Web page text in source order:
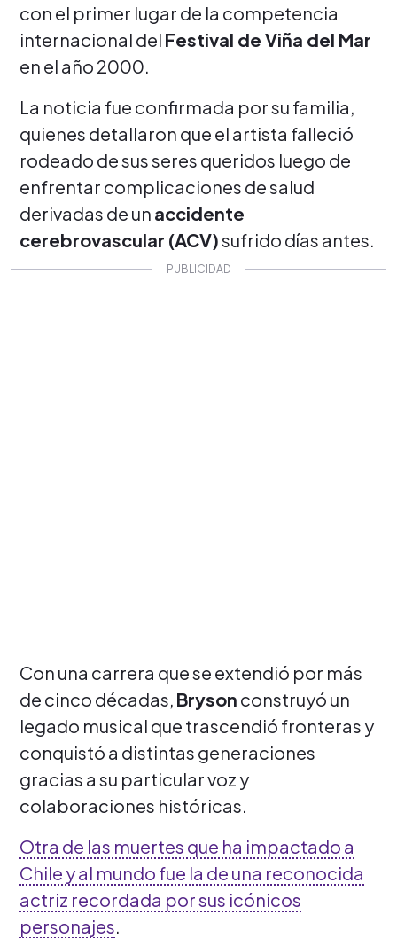
con el primer lugar de la competencia
internacional del Festival de Viña del Mar
en el año 2000.
La noticia fue confirmada por su familia,
quienes detallaron que el artista falleció
rodeado de sus seres queridos luego de
enfrentar complicaciones de salud
derivadas de un accidente
cerebrovascular (ACV)sufrido días antes.
Con una carrera que se extendió por más
de cinco décadas, Bryson construyó un
legado musical que trascendió fronteras y
conquistó a distintas generaciones
gracias a su particular voz y
colaboraciones históricas.
Otra de las muertes que ha impactado a
Chile y al mundo fue la de una reconocida
actriz recordada por sus icónicos
personajes.